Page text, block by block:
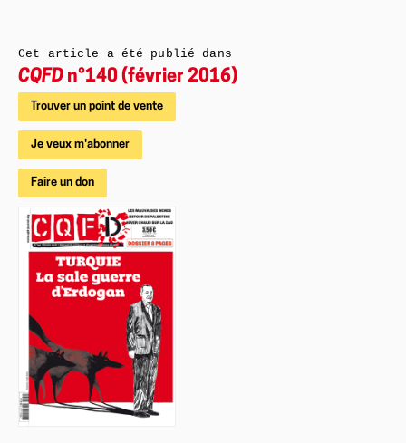
Cet article a été publié dans
CQFD n°140 (février 2016)
Trouver un point de vente
Je veux m'abonner
Faire un don